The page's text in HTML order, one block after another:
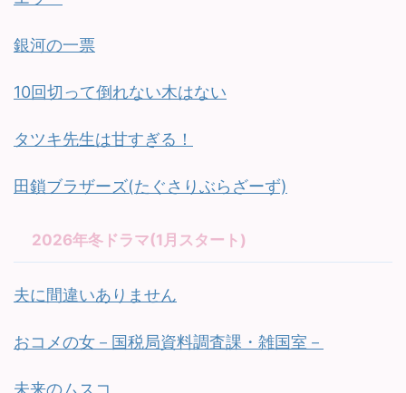
銀河の一票
10回切って倒れない木はない
タツキ先生は甘すぎる！
田鎖ブラザーズ(たぐさりぶらざーず)
2026年冬ドラマ(1月スタート)
夫に間違いありません
おコメの女－国税局資料調査課・雑国室－
未来のムスコ